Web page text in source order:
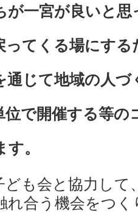
が一宮が良いと
ってくる場にす
通じて地域の人
位で開催する等
。
ども会と協力し
れ合う機会をつ